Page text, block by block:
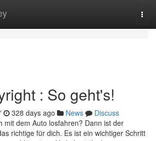
: So geht's!
328 days ago News
Discuss
mit dem Auto losfahren? Dann ist der
richtige für dich. Es ist ein wichtiger Schritt